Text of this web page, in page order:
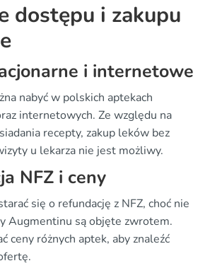
dostępu i zakupu
i internetowe
nabyć w polskich aptekach
internetowych. Ze względu na
recepty, zakup leków bez
u lekarza nie jest możliwy.
NFZ i ceny
się o refundację z NFZ, choć nie
Augmentinu są objęte zwrotem.
ceny różnych aptek, aby znaleźć